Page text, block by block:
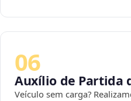
06
Auxílio de Partida
Veículo sem carga?